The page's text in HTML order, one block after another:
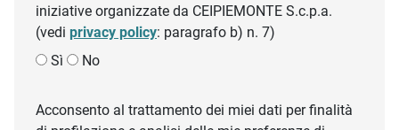
iniziative organizzate da CEIPIEMONTE S.c.p.a.
(vedi privacy policy: paragrafo b) n. 7)
Sì
No
Acconsento al trattamento dei miei dati per finalità